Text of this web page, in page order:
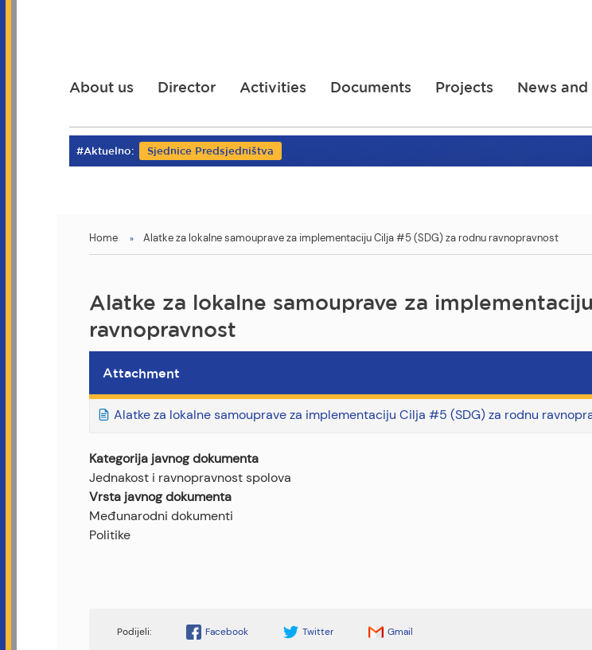
About us Director Activities Documents Projects News and
#Aktuelno: Sjednice Predsjedništva
You
Home Alatke za lokalne samouprave za implementaciju Cilja #5 (SDG) za rodnu ravnopravnost
Alatke za lokalne samouprave za
ravnopravnost
Attachment
Alatke za lokalne samouprave za implementaciju Cilja #5 (SDG) za rodnu
Kategorija javnog dokumenta
Jednakost i ravnopravnost spolova
Vrsta javnog dokumenta
Međunarodni dokumenti
Politike
Facebook Twitter Gmail